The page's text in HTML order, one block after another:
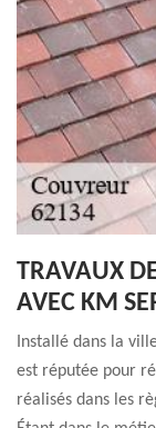
TRAVAUX
AVEC KM
Installé dans la
est réputée pour
réalisés dans les